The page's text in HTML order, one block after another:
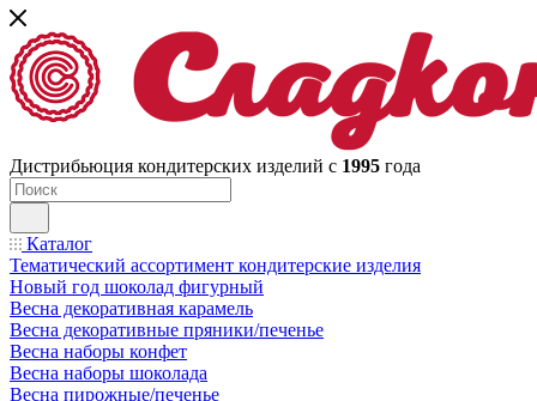
Дистрибьюция кондитерских изделий с 1995 года
Каталог
Тематический ассортимент кондитерские изделия
Новый год шоколад фигурный
Весна декоративная карамель
Весна декоративные пряники/печенье
Весна наборы конфет
Весна наборы шоколада
Весна пирожные/печенье